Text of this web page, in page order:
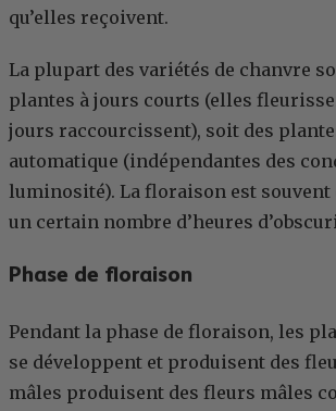
qu’elles reçoivent.
La plupart des variétés de chanvre
plantes à jours courts (elles
jours raccourcissent), soit des
automatique (indépendantes des
luminosité). La floraison est souvent
un certain nombre d’heures
Phase de floraison
Pendant la phase de floraison, les
se développent et produisent des
mâles produisent des fleurs mâles